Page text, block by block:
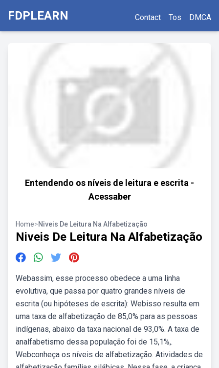
FDPLEARN Contact Tos DMCA
Entendendo os níveis de leitura e escrita -
Acessaber
Home>Niveis De Leitura Na Alfabetização
Niveis De Leitura Na Alfabetização
Webassim, esse processo obedece a uma linha
evolutiva, que passa por quatro grandes níveis de
escrita (ou hipóteses de escrita): Webisso resulta em
uma taxa de alfabetização de 85,0% para as pessoas
indígenas, abaixo da taxa nacional de 93,0%. A taxa de
analfabetismo dessa população foi de 15,1%,.
Webconheça os níveis de alfabetização. Atividades de